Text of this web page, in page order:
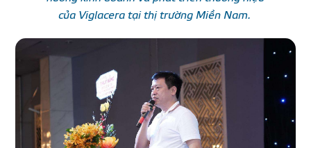
của Viglacera tại thị trường Miền Nam.